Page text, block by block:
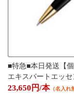
■特急■本日発送【
エキスパートエッ
23,650円/本（名入れ